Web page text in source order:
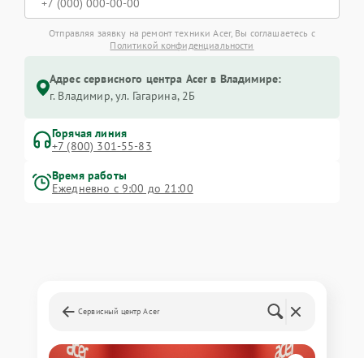
Отправляя заявку на ремонт техники Acer, Вы соглашаетесь с
Политикой конфиденциальности
Адрес сервисного центра Acer в Владимире:
г. Владимир, ул. Гагарина, 2Б
Горячая линия
+7 (800) 301-55-83
Время работы
Ежедневно с 9:00 до 21:00
Сервисный центр Acer